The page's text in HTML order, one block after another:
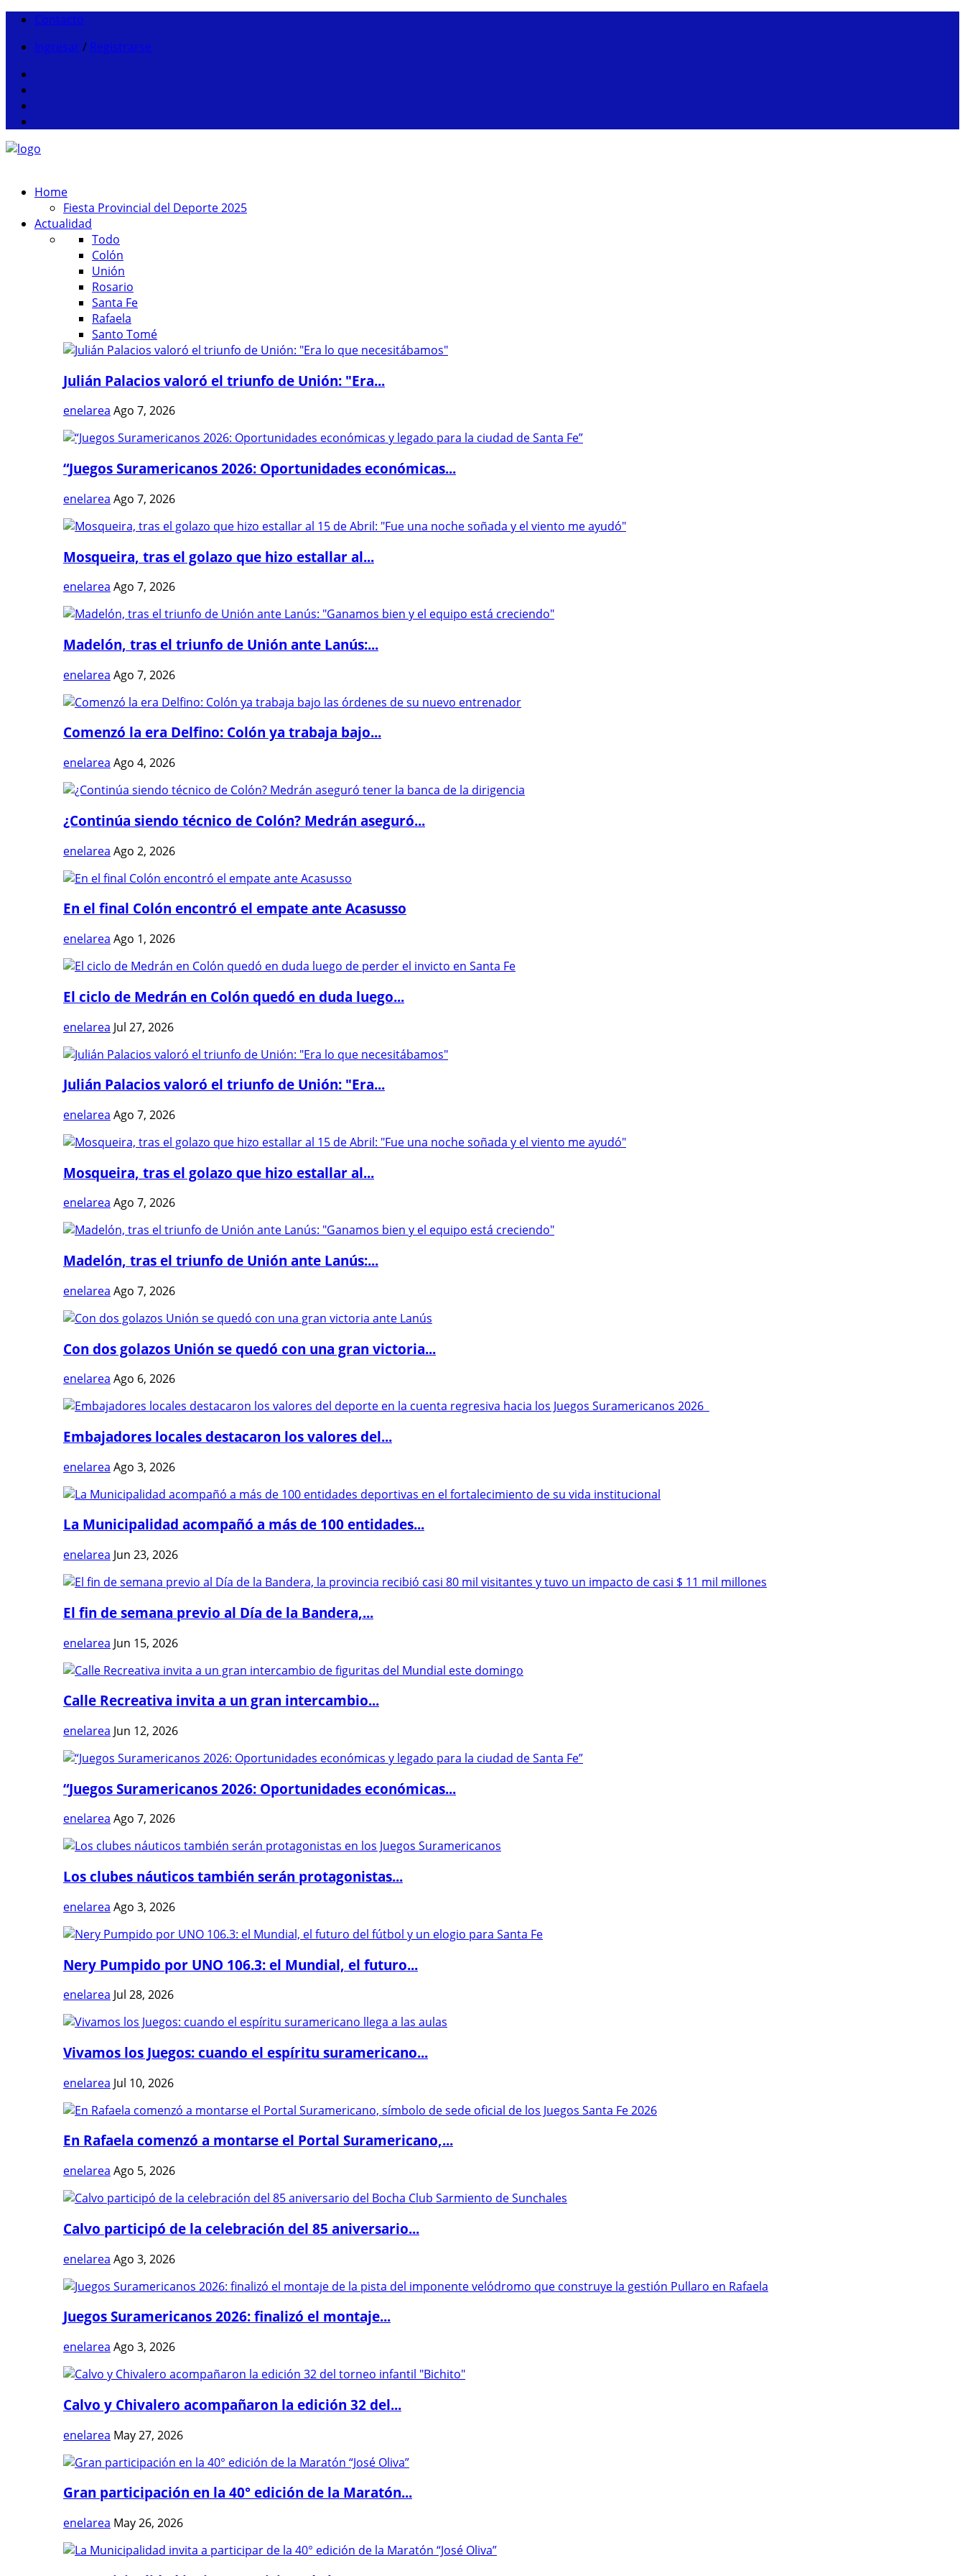
Contacto
Ingresar / Registrarse
Home
Fiesta Provincial del Deporte 2025
Actualidad
Todo
Colón
Unión
Rosario
Santa Fe
Rafaela
Santo Tomé
Julián Palacios valoró el triunfo de Unión: "Era...
enelarea Ago 7, 2026
“Juegos Suramericanos 2026: Oportunidades económicas...
enelarea Ago 7, 2026
Mosqueira, tras el golazo que hizo estallar al...
enelarea Ago 7, 2026
Madelón, tras el triunfo de Unión ante Lanús:...
enelarea Ago 7, 2026
Comenzó la era Delfino: Colón ya trabaja bajo...
enelarea Ago 4, 2026
¿Continúa siendo técnico de Colón? Medrán aseguró...
enelarea Ago 2, 2026
En el final Colón encontró el empate ante Acasusso
enelarea Ago 1, 2026
El ciclo de Medrán en Colón quedó en duda luego...
enelarea Jul 27, 2026
Julián Palacios valoró el triunfo de Unión: "Era...
enelarea Ago 7, 2026
Mosqueira, tras el golazo que hizo estallar al...
enelarea Ago 7, 2026
Madelón, tras el triunfo de Unión ante Lanús:...
enelarea Ago 7, 2026
Con dos golazos Unión se quedó con una gran victoria...
enelarea Ago 6, 2026
Embajadores locales destacaron los valores del...
enelarea Ago 3, 2026
La Municipalidad acompañó a más de 100 entidades...
enelarea Jun 23, 2026
El fin de semana previo al Día de la Bandera,...
enelarea Jun 15, 2026
Calle Recreativa invita a un gran intercambio...
enelarea Jun 12, 2026
“Juegos Suramericanos 2026: Oportunidades económicas...
enelarea Ago 7, 2026
Los clubes náuticos también serán protagonistas...
enelarea Ago 3, 2026
Nery Pumpido por UNO 106.3: el Mundial, el futuro...
enelarea Jul 28, 2026
Vivamos los Juegos: cuando el espíritu suramericano...
enelarea Jul 10, 2026
En Rafaela comenzó a montarse el Portal Suramericano,...
enelarea Ago 5, 2026
Calvo participó de la celebración del 85 aniversario...
enelarea Ago 3, 2026
Juegos Suramericanos 2026: finalizó el montaje...
enelarea Ago 3, 2026
Calvo y Chivalero acompañaron la edición 32 del...
enelarea May 27, 2026
Gran participación en la 40° edición de la Maratón...
enelarea May 26, 2026